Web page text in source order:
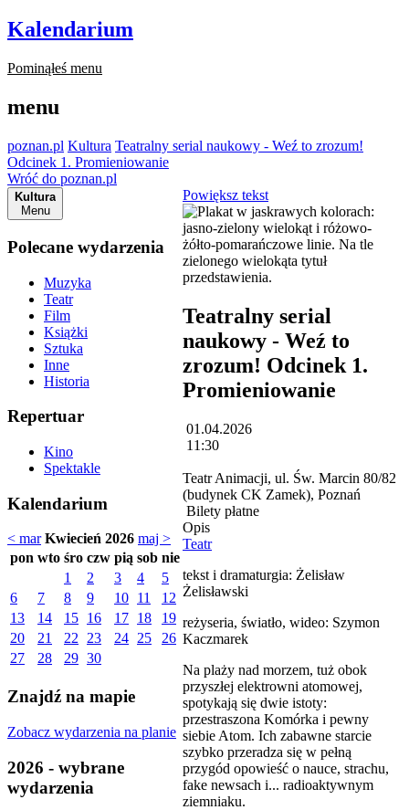
Kalendarium
Pominąłeś menu
menu
poznan.pl Kultura Teatralny serial naukowy - Weź to zrozum!
Odcinek 1. Promieniowanie
Wróć do poznan.pl
Kultura
Menu
Polecane wydarzenia
Muzyka
Teatr
Film
Książki
Sztuka
Inne
Historia
Repertuar
Kino
Spektakle
Kalendarium
< mar Kwiecień 2026 maj >
pon wto śro czw pią sob nie
1
2 3 4
5
6
7 8 9 10 11
12
13
14 15 16 17 18
19
20
21 22 23 24 25
26
27
28 29 30
Znajdź na mapie
Zobacz wydarzenia na planie
2026 - wybrane
wydarzenia
Powiększ tekst
Teatralny serial
naukowy - Weź to
zrozum! Odcinek 1.
Promieniowanie
01.04.2026
11:30
Teatr Animacji, ul. Św. Marcin 80/82
(budynek CK Zamek), Poznań
Bilety płatne
Opis
Teatr
tekst i dramaturgia: Żelisław
Żelisławski
reżyseria, światło, wideo: Szymon
Kaczmarek
Na plaży nad morzem, tuż obok
przyszłej elektrowni atomowej,
spotykają się dwie istoty:
przestraszona Komórka i pewny
siebie Atom. Ich zabawne starcie
szybko przeradza się w pełną
przygód opowieść o nauce, strachu,
fake newsach i... radioaktywnym
ziemniaku.